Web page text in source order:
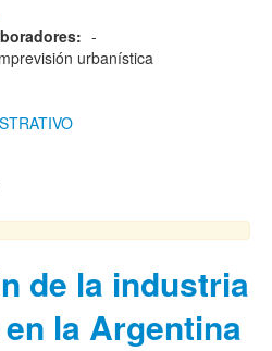
-
urbanística
de la industria
la Argentina